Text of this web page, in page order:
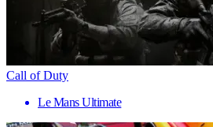
Call of Duty
Le Mans Ultimate